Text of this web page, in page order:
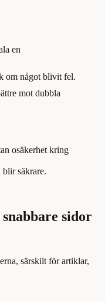
en
om något blivit fel.
mot dubbla
osäkerhet kring
säkrare.
sidor
särskilt för artiklar,